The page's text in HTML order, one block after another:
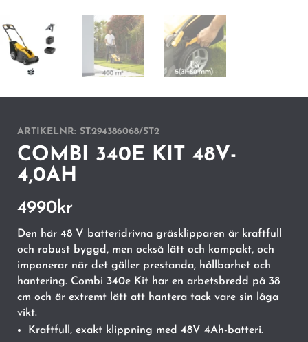
ARTIKELNR: ST.294386068/ST2
COMBI 340E KIT 48V-
4,0AH
4990kr
Den här 48 V batteridrivna gräsklipparen är kraftfull
och robust byggd, men också lätt och kompakt, och
imponerar när det gäller prestanda, hållbarhet och
hantering. Combi 340e Kit har en arbetsbredd på 38
cm och är extremt lätt att hantera tack vare sin låga
vikt.
Kraftfull, exakt klippning med 48V 4Ah-batteri.